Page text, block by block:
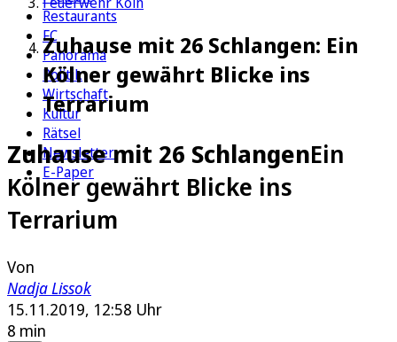
Restaurants
FC
Panorama
Politik
Wirtschaft
Kultur
Rätsel
Newsletter
E-Paper
Zuhause mit 26 Schlangen: Ein
Kölner gewährt Blicke ins
Terrarium
Zuhause mit 26 SchlangenEin
Kölner gewährt Blicke ins
Terrarium
Von
Nadja Lissok
15.11.2019, 12:58 Uhr
8 min